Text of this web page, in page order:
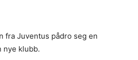
fra Juventus pådro seg en
nye klubb.